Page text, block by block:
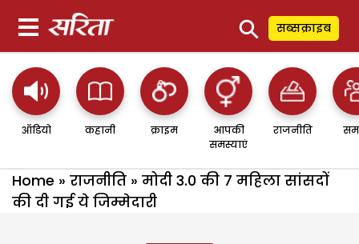
⚲ सब्सक्राइब
ऑडियो कहानी क्राइम
आपकी
समस्याएं
राजनीति
Home » राजनीति » मोदी 3.0 की 7 महिला सांसदों
की दी गई ये जिम्मेदारी